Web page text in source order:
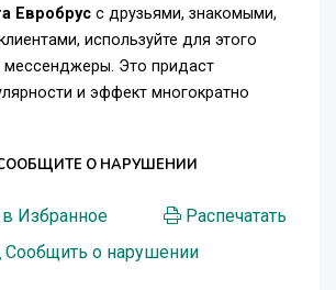
Евробрус с друзьями, знакомыми,
используйте для этого
мессенджеры. Это придаст
и эффект многократно
О НАРУШЕНИИ
Избранное
Распечатать
Сообщить о нарушении